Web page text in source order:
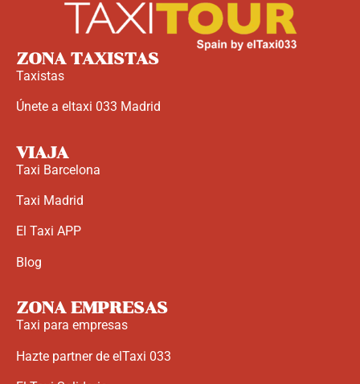
ZONA TAXISTAS
Taxistas
Únete a eltaxi 033 Madrid
VIAJA
Taxi Barcelona
Taxi Madrid
El Taxi APP
Blog
ZONA EMPRESAS
Taxi para empresas
Hazte partner de elTaxi 033